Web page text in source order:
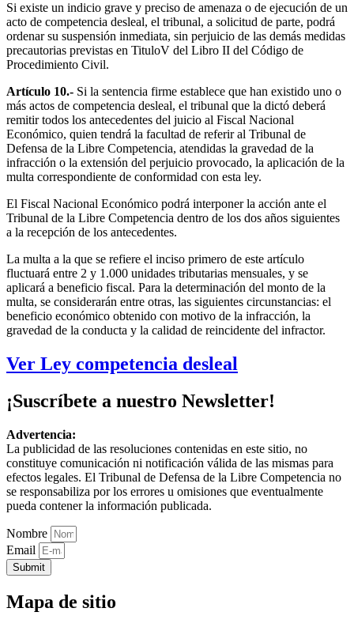
Si existe un indicio grave y preciso de amenaza o de ejecución de un
acto de competencia desleal, el tribunal, a solicitud de parte, podrá
ordenar su suspensión inmediata, sin perjuicio de las demás medidas
precautorias previstas en TituloV del Libro II del Código de
Procedimiento Civil.
Artículo 10.- Si la sentencia firme establece que han existido uno o
más actos de competencia desleal, el tribunal que la dictó deberá
remitir todos los antecedentes del juicio al Fiscal Nacional
Económico, quien tendrá la facultad de referir al Tribunal de
Defensa de la Libre Competencia, atendidas la gravedad de la
infracción o la extensión del perjuicio provocado, la aplicación de la
multa correspondiente de conformidad con esta ley.
El Fiscal Nacional Económico podrá interponer la acción ante el
Tribunal de la Libre Competencia dentro de los dos años siguientes
a la recepción de los antecedentes.
La multa a la que se refiere el inciso primero de este artículo
fluctuará entre 2 y 1.000 unidades tributarias mensuales, y se
aplicará a beneficio fiscal. Para la determinación del monto de la
multa, se considerarán entre otras, las siguientes circunstancias: el
beneficio económico obtenido con motivo de la infracción, la
gravedad de la conducta y la calidad de reincidente del infractor.
Ver Ley competencia desleal
¡Suscríbete a nuestro Newsletter!
Advertencia:
La publicidad de las resoluciones contenidas en este sitio, no
constituye comunicación ni notificación válida de las mismas para
efectos legales. El Tribunal de Defensa de la Libre Competencia no
se responsabiliza por los errores u omisiones que eventualmente
pueda contener la información publicada.
Nombre
Email
Submit
Mapa de sitio